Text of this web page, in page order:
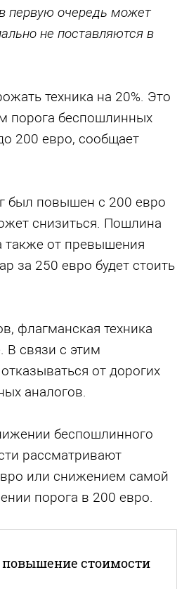
первую очередь может
не поставляются в
техника на 20%. Это
порога беспошлинных
200 евро, сообщает
был повышен с 200 евро
снизиться. Пошлина
также от превышения
за 250 евро будет стоить
флагманская техника
В связи с этим
от дорогих
аналогов.
беспошлинного
рассматривают
или снижением самой
порога в 200 евро.
повышение стоимости